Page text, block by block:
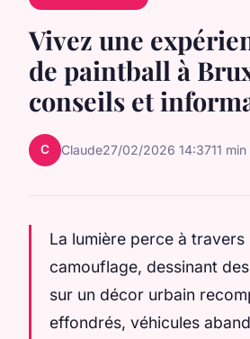
Vivez une
de paintball à
conseils et
C Claude27/02/2026 14:3711
La lumière perce à
camouflage, dessinant
sur un décor urbain
effondrés, véhicules